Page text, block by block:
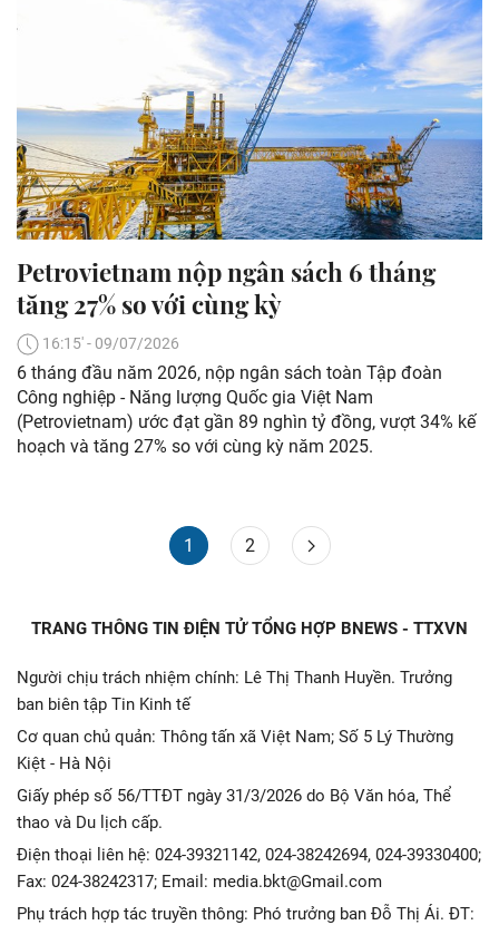
Petrovietnam nộp ngân sách 6 tháng
tăng 27% so với cùng kỳ
16:15' - 09/07/2026
6 tháng đầu năm 2026, nộp ngân sách toàn Tập đoàn
Công nghiệp - Năng lượng Quốc gia Việt Nam
(Petrovietnam) ước đạt gần 89 nghìn tỷ đồng, vượt 34% kế
hoạch và tăng 27% so với cùng kỳ năm 2025.
1 2
TRANG THÔNG TIN ĐIỆN TỬ TỔNG HỢP BNEWS - TTXVN
Người chịu trách nhiệm chính: Lê Thị Thanh Huyền. Trưởng
ban biên tập Tin Kinh tế
Cơ quan chủ quản: Thông tấn xã Việt Nam; Số 5 Lý Thường
Kiệt - Hà Nội
Giấy phép số 56/TTĐT ngày 31/3/2026 do Bộ Văn hóa, Thể
thao và Du lịch cấp.
Điện thoại liên hệ: 024-39321142, 024-38242694, 024-39330400;
Fax: 024-38242317; Email: media.bkt@Gmail.com
Phụ trách hợp tác truyền thông: Phó trưởng ban Đỗ Thị Ái. ĐT: